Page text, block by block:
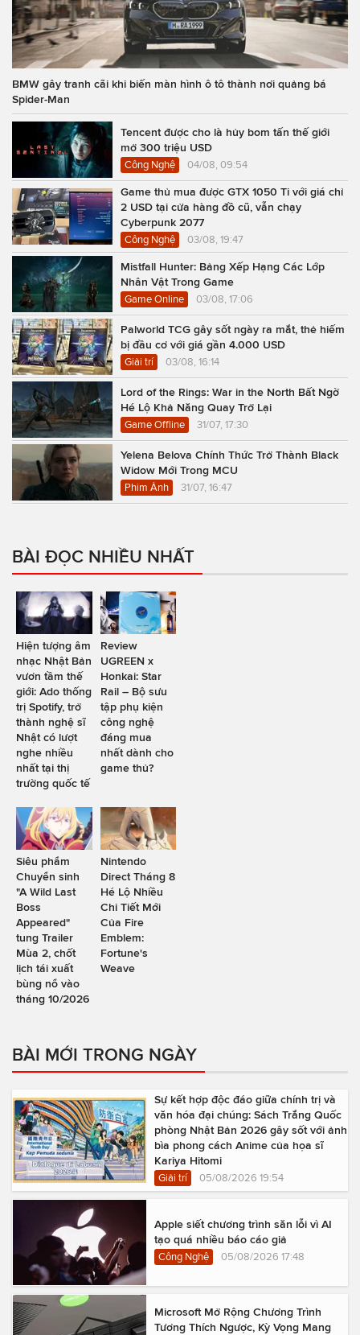
BMW gây tranh cãi khi biến màn hình ô tô thành nơi quảng bá
Spider-Man
Tencent được cho là hủy bom tấn thế giới
mở 300 triệu USD
Công Nghệ 04/08, 09:54
Game thủ mua được GTX 1050 Ti với giá chỉ
2 USD tại cửa hàng đồ cũ, vẫn chạy
Cyberpunk 2077
Công Nghệ 03/08, 19:47
Mistfall Hunter: Bảng Xếp Hạng Các Lớp
Nhân Vật Trong Game
Game Online 03/08, 17:06
Palworld TCG gây sốt ngày ra mắt, thẻ hiếm
bị đầu cơ với giá gần 4.000 USD
Giải trí 03/08, 16:14
Lord of the Rings: War in the North Bất Ngờ
Hé Lộ Khả Năng Quay Trở Lại
Game Offline 31/07, 17:30
Yelena Belova Chính Thức Trở Thành Black
Widow Mới Trong MCU
Phim Ảnh 31/07, 16:47
BÀI ĐỌC NHIỀU NHẤT
Hiện tượng âm
nhạc Nhật Bản
vươn tầm thế
giới: Ado thống
trị Spotify, trở
thành nghệ sĩ
Nhật có lượt
nghe nhiều
nhất tại thị
trường quốc tế
Review
UGREEN x
Honkai: Star
Rail – Bộ sưu
tập phụ kiện
công nghệ
đáng mua
nhất dành cho
game thủ?
Siêu phẩm
Chuyển sinh
"A Wild Last
Boss
Appeared"
tung Trailer
Mùa 2, chốt
lịch tái xuất
bùng nổ vào
tháng 10/2026
Nintendo
Direct Tháng 8
Hé Lộ Nhiều
Chi Tiết Mới
Của Fire
Emblem:
Fortune's
Weave
BÀI MỚI TRONG NGÀY
Sự kết hợp độc đáo giữa chính trị và
văn hóa đại chúng: Sách Trắng Quốc
phòng Nhật Bản 2026 gây sốt với ảnh
bìa phong cách Anime của họa sĩ
Kariya Hitomi
Giải trí 05/08/2026 19:54
Apple siết chương trình săn lỗi vì AI
tạo quá nhiều báo cáo giả
Công Nghệ 05/08/2026 17:48
Microsoft Mở Rộng Chương Trình
Tương Thích Ngược, Kỳ Vọng Mang